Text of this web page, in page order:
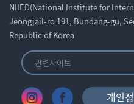
NIIED(National Institute for
Jeongjail-ro 191, Bundang-gu,
Republic of Korea
관련사이트
개인